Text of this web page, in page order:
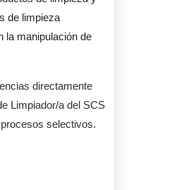
de limpieza
la manipulación de
directamente
Limpiador/a del SCS
selectivos.